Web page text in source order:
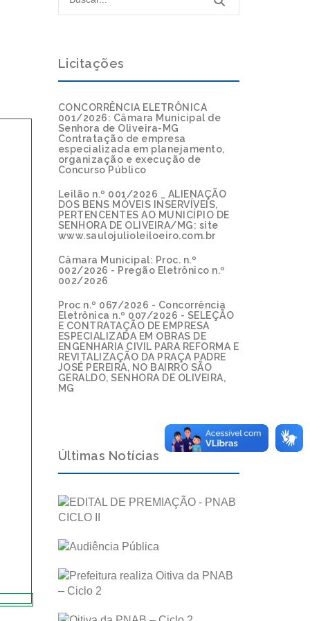
Licitações
CONCORRÊNCIA ELETRÔNICA
001/2026: Câmara Municipal de
Senhora de Oliveira-MG
Contratação de empresa
especializada em planejamento,
organização e execução de
Concurso Público
Leilão n.º 001/2026 _ ALIENAÇÃO
DOS BENS MÓVEIS INSERVÍVEIS,
PERTENCENTES AO MUNICÍPIO DE
SENHORA DE OLIVEIRA/MG: site
www.saulojulioleiloeiro.com.br
Câmara Municipal: Proc. n.º
002/2026 - Pregão Eletrônico n.º
002/2026
Proc n.º 067/2026 - Concorrência
Eletrônica n.º 007/2026 - SELEÇÃO
E CONTRATAÇÃO DE EMPRESA
ESPECIALIZADA EM OBRAS DE
ENGENHARIA CIVIL PARA REFORMA E
REVITALIZAÇÃO DA PRAÇA PADRE
JOSÉ PEREIRA, NO BAIRRO SÃO
GERALDO, SENHORA DE OLIVEIRA,
MG
Últimas Notícias